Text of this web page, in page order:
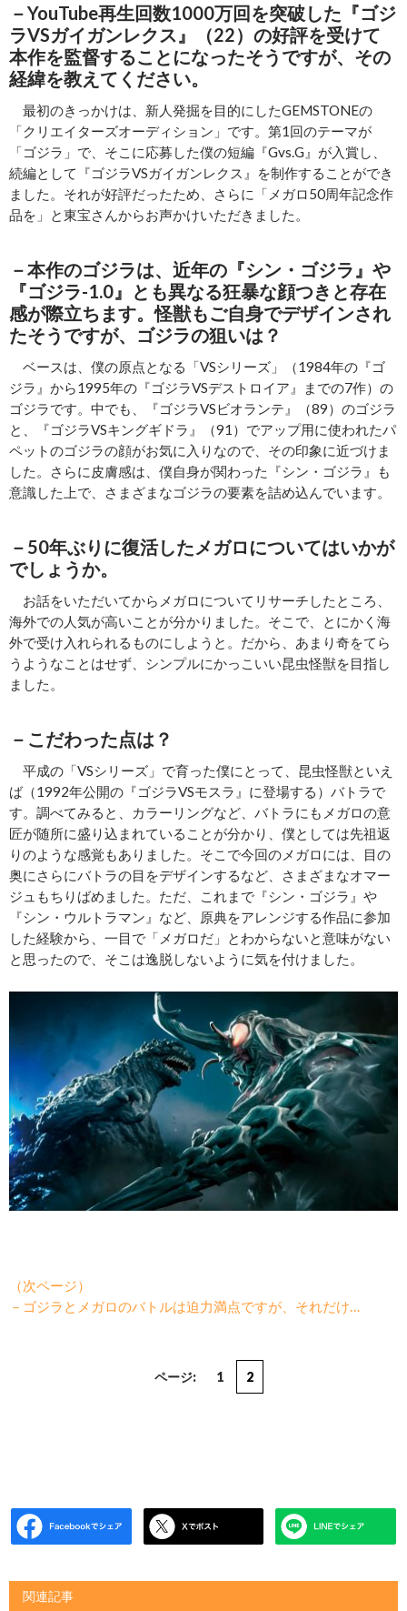
－YouTube再生回数1000万回を突破した『ゴジ
ラVSガイガンレクス』（22）の好評を受けて
本作を監督することになったそうですが、その
経緯を教えてください。
最初のきっかけは、新人発掘を目的にしたGEMSTONEの
「クリエイターズオーディション」です。第1回のテーマが
「ゴジラ」で、そこに応募した僕の短編『Gvs.G』が入賞し、
続編として『ゴジラVSガイガンレクス』を制作することができ
ました。それが好評だったため、さらに「メガロ50周年記念作
品を」と東宝さんからお声かけいただきました。
－本作のゴジラは、近年の『シン・ゴジラ』や
『ゴジラ-1.0』とも異なる狂暴な顔つきと存在
感が際立ちます。怪獣もご自身でデザインされ
たそうですが、ゴジラの狙いは？
ベースは、僕の原点となる「VSシリーズ」（1984年の『ゴ
ジラ』から1995年の『ゴジラVSデストロイア』までの7作）の
ゴジラです。中でも、『ゴジラVSビオランテ』（89）のゴジラ
と、『ゴジラVSキングギドラ』（91）でアップ用に使われたパ
ペットのゴジラの顔がお気に入りなので、その印象に近づけま
した。さらに皮膚感は、僕自身が関わった『シン・ゴジラ』も
意識した上で、さまざまなゴジラの要素を詰め込んでいます。
－50年ぶりに復活したメガロについてはいかが
でしょうか。
お話をいただいてからメガロについてリサーチしたところ、
海外での人気が高いことが分かりました。そこで、とにかく海
外で受け入れられるものにしようと。だから、あまり奇をてら
うようなことはせず、シンプルにかっこいい昆虫怪獣を目指し
ました。
－こだわった点は？
平成の「VSシリーズ」で育った僕にとって、昆虫怪獣といえ
ば（1992年公開の『ゴジラVSモスラ』に登場する）バトラで
す。調べてみると、カラーリングなど、バトラにもメガロの意
匠が随所に盛り込まれていることが分かり、僕としては先祖返
りのような感覚もありました。そこで今回のメガロには、目の
奥にさらにバトラの目をデザインするなど、さまざまなオマー
ジュもちりばめました。ただ、これまで『シン・ゴジラ』や
『シン・ウルトラマン』など、原典をアレンジする作品に参加
した経験から、一目で「メガロだ」とわからないと意味がない
と思ったので、そこは逸脱しないように気を付けました。
（次ページ）
－ゴジラとメガロのバトルは迫力満点ですが、それだけ…
ページ: 1 2
関連記事